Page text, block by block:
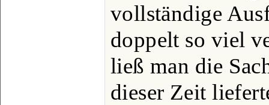
vollständige
doppelt so viel
ließ man die
dieser Zeit